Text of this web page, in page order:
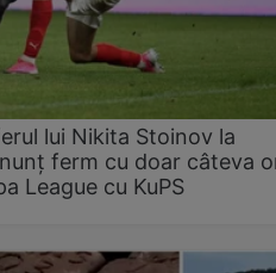
lui Nikita Stoinov la
ferm cu doar câteva
League cu KuPS